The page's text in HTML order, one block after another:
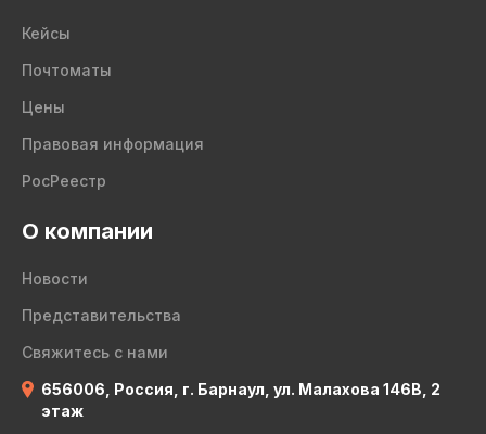
Кейсы
Почтоматы
Цены
Правовая информация
РосРеестр
О компании
Новости
Представительства
Свяжитесь с нами
656006, Россия, г. Барнаул, ул. Малахова 146В, 2
этаж